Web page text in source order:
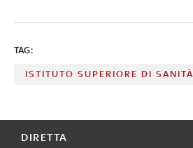
TAG:
ISTITUTO SUPERIORE DI SANITÀ
DIRETTA